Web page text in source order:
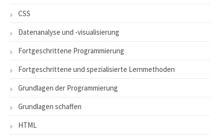
CSS
Datenanalyse und -visualisierung
Fortgeschrittene Programmierung
Fortgeschrittene und spezialisierte Lernmethoden
Grundlagen der Programmierung
Grundlagen schaffen
HTML